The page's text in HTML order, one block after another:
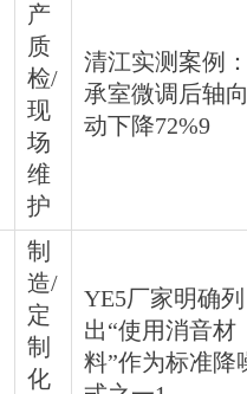
产
质
检/
现
场
维
护
清江实测案例
承室微调后轴
动下降72%9
制
造/
定
制
化
YE5厂家明确列
出“使用消音材
料”作为标准降